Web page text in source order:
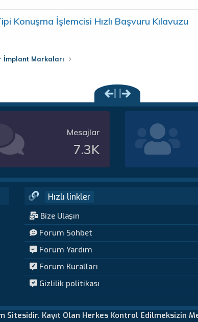
Konuşma İşlemcisi Hızlı Başvuru Kılavuzu
İmplant Markaları
Mesajlar
7.3K
Hızlı linkler
Bize Ulaşın
Forum Sohbet
Forum Yardım
Forum Kuralları
Gizlilik politikası
Sitesidir. Kayıt Olan Herkes Kontrol Edilmeksizin